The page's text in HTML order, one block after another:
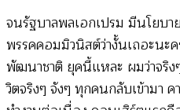
จนรัฐบาลพลเอกเปรม มีนโยบ
พรรคคอมมิวนิสต์ว่างั้นเถอะนะ
พัฒนาชาติ ยุคนี้แหละ ผมว่าจริ
วิตจริงๆ จังๆ ทุกคนกลับเข้ามา ค